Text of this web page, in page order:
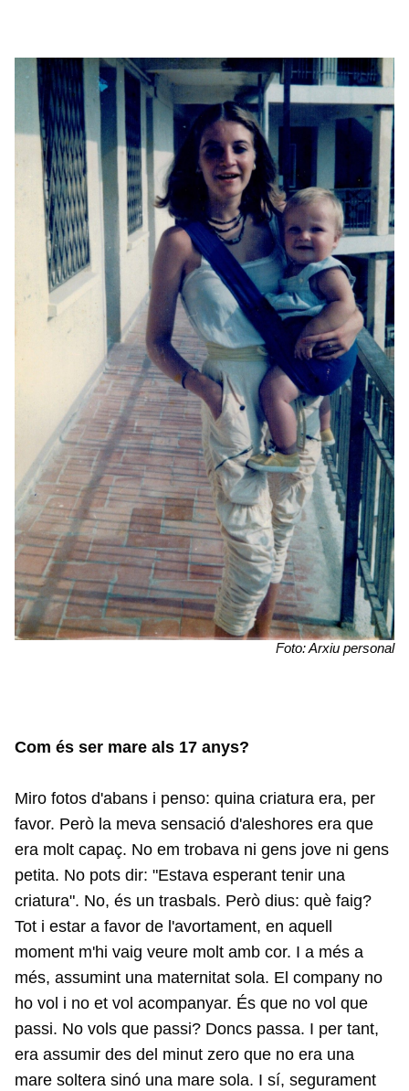
Foto: Arxiu personal
Com és ser mare als 17 anys?
Miro fotos d'abans i penso: quina criatura era, per
favor. Però la meva sensació d'aleshores era que
era molt capaç. No em trobava ni gens jove ni gens
petita. No pots dir: "Estava esperant tenir una
criatura". No, és un trasbals. Però dius: què faig?
Tot i estar a favor de l'avortament, en aquell
moment m'hi vaig veure molt amb cor. I a més a
més, assumint una maternitat sola. El company no
ho vol i no et vol acompanyar. És que no vol que
passi. No vols que passi? Doncs passa. I per tant,
era assumir des del minut zero que no era una
mare soltera sinó una mare sola. I sí, segurament